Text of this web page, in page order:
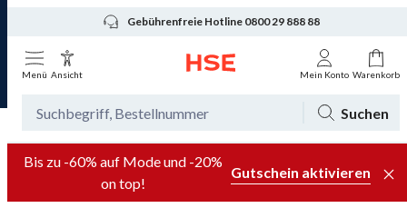
Gebührenfreie Hotline 0800 29 888 88
Menü Ansicht Mein Konto Warenkorb
Suchen
Bis zu -60% auf Mode und -20%
on top!
Gutschein aktivieren